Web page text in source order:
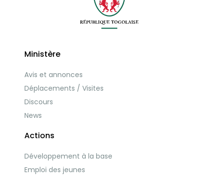
Ministère
Avis et annonces
Déplacements / Visites
Discours
News
Actions
Développement à la base
Emploi des jeunes